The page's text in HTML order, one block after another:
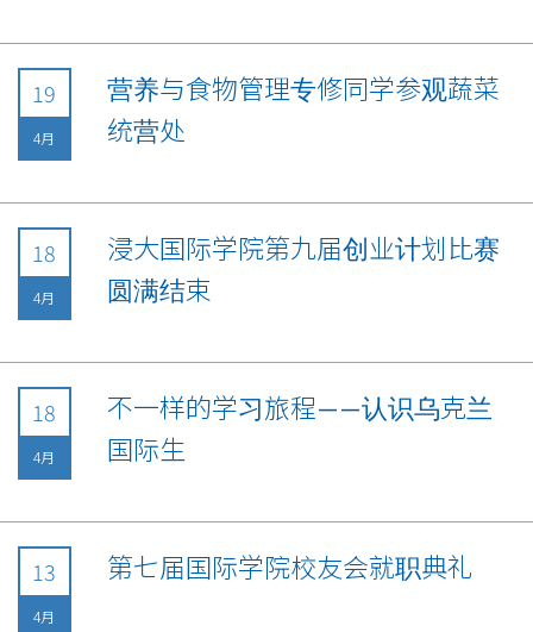
19
4月
营养与食物管理专修同学参观蔬菜
统营处
18
4月
浸大国际学院第九届创业计划比赛
圆满结束
18
4月
不一样的学习旅程——认识乌克兰
国际生
13
4月
第七届国际学院校友会就职典礼